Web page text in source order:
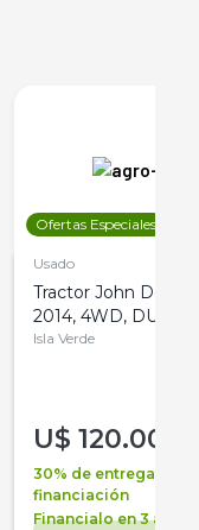
Ofertas Especiales
Usado
Tractor John Deere
2014, 4WD, DUAL
Isla Verde
U$ 120.000
30% de entrega +
financiación
Financialo en 3 años